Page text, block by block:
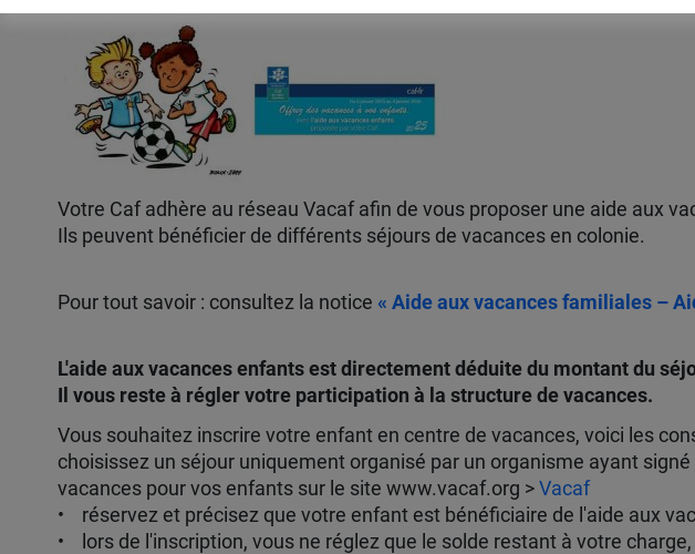
Votre Caf adhère au réseau Vacaf afin de vous proposer une aide aux
Ils peuvent bénéficier de différents séjours de vacances en colonie.
Pour tout savoir : consultez la notice « Aide aux vacances familiales –
L'aide aux vacances enfants est directement déduite du montant du
Il vous reste à régler votre participation à la structure de vacances.
Vous souhaitez inscrire votre enfant en centre de vacances, voici les
choisissez un séjour uniquement organisé par un organisme ayant
vacances pour vos enfants sur le site www.vacaf.org >Vacaf
• réservez et précisez que votre enfant est bénéficiaire de l'aide aux
• lors de l'inscription, vous ne réglez que le solde restant à votre